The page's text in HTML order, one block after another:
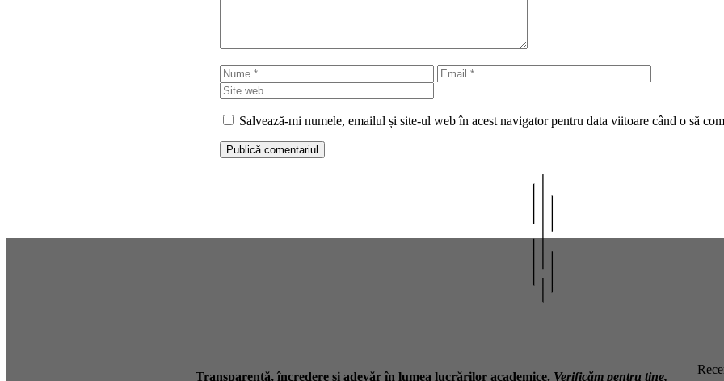
Nume Email
web
Salvează-mi numele, emailul și site-ul web în acest navigator pentru data viitoare când o să
Transparență, încredere și adevăr în lumea lucrărilor academice. Verificăm pentru tine,